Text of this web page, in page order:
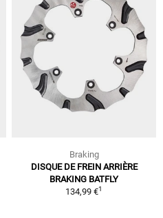
Braking
DISQUE DE FREIN ARRIÈRE
BRAKING BATFLY
134,99 €1